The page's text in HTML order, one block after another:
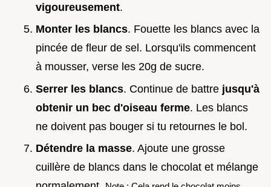
vigoureusement.
Monter les blancs. Fouette les blancs avec la
pincée de fleur de sel. Lorsqu'ils commencent
à mousser, verse les 20g de sucre.
Serrer les blancs. Continue de battre jusqu'à
obtenir un bec d'oiseau ferme. Les blancs
ne doivent pas bouger si tu retournes le bol.
Détendre la masse. Ajoute une grosse
cuillère de blancs dans le chocolat et mélange